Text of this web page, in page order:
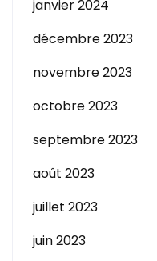
janvier 2024
décembre 2023
novembre 2023
octobre 2023
septembre 2023
août 2023
juillet 2023
juin 2023